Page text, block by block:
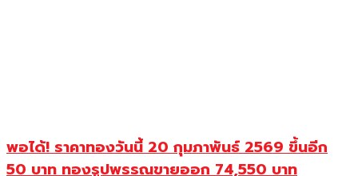
พอได้! ราคาทองวันนี้ 20 กุมภาพันธ์ 2569 ขึ้นอีก
50 บาท ทองรูปพรรณขายออก 74,550 บาท